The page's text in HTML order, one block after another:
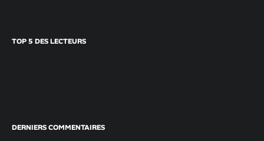
TOP 5 DES LECTEURS
DERNIERS COMMENTAIRES